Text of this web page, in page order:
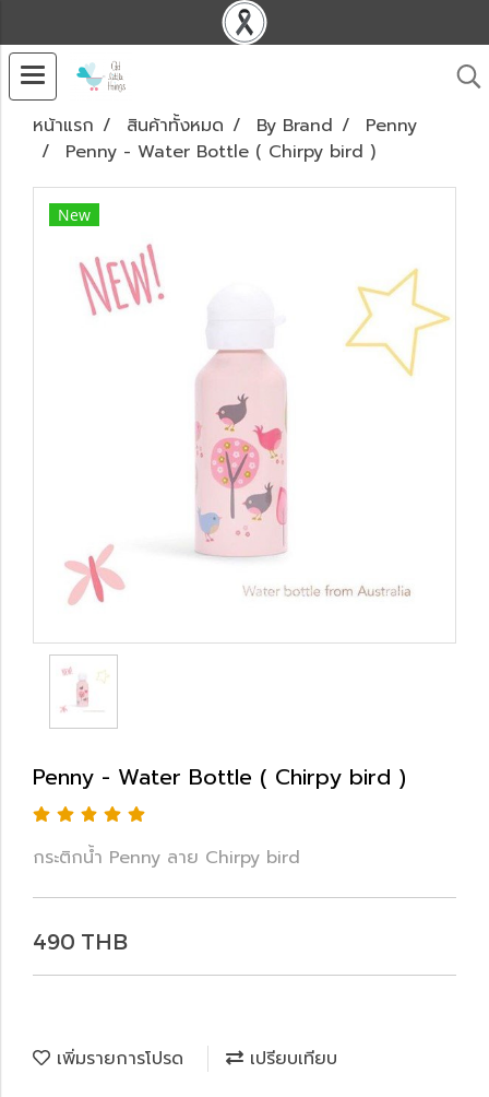
หน้าแรก สินค้าทั้งหมด By Brand
Penny
Penny - Water Bottle ( Chirpy bird )
New
Penny - Water Bottle ( Chirpy bird )
กระติกน้ำ Penny ลาย Chirpy bird
490 THB
เพิ่มรายการโปรด
เปรียบเทียบ